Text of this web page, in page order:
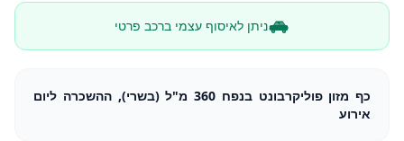
ניתן לאיסוף עצמי ברכב פרטי
כף מזון פוליקרבונט בנפח 360 מ"ל (בשרי), ההשכרה ליום
אירוע